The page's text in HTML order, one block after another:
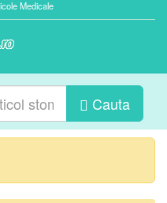
Medicale
Cauta